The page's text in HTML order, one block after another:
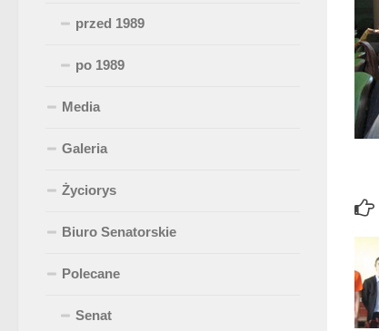
przed 1989
po 1989
Media
Galeria
Życiorys
Biuro Senatorskie
Polecane
Senat